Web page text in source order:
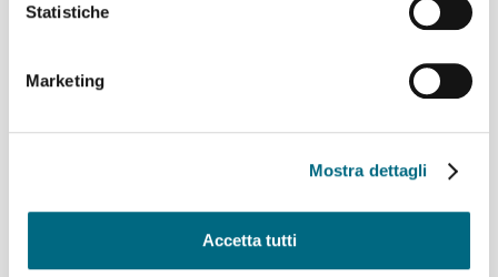
Statistiche
Marketing
Mostra dettagli
Accetta tutti
Linee 704, 705, 750, 798, 861, 864, 865 e 945 –
Linea 825 – Da giovedì 6 agosto servizio regolare
Archivi
Maggio 2026(48)